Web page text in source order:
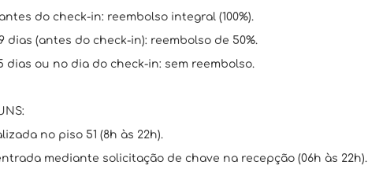
do check-in: reembolso integral (100%).
dias (antes do check-in): reembolso de 50%.
dias ou no dia do check-in: sem reembolso.
no piso 51 (8h às 22h).
mediante solicitação de chave na recepção (06h às 22h).